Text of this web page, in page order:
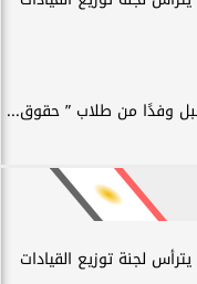
وفدًا من طلاب ” حقوق...
لجنة توزيع القيادات